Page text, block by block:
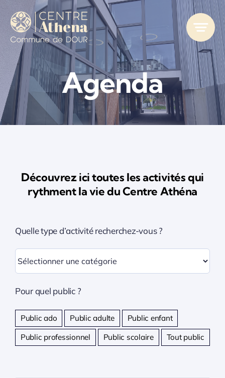
Passer
contenu
Agenda
Découvrez ici toutes les activités qui
rythment la vie du Centre Athéna
Quelle type d’activité recherchez-vous ?
Pour quel public ?
Public ado Public adulte
Public enfant
Public professionnel
Public scolaire Tout public